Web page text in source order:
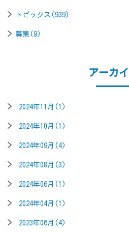
トピックス(939)
募集(9)
アーカ
2024年11月(1)
2024年10月(1)
2024年09月(4)
2024年08月(3)
2024年06月(1)
2024年04月(1)
2023年06月(4)